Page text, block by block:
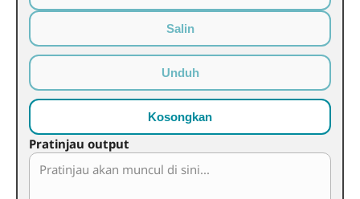
Salin
Unduh
Kosongkan
Pratinjau output